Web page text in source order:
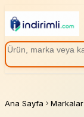
Ana Sayfa Markalar